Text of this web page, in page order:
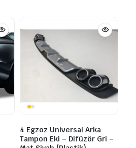
4 Egzoz Universal Arka
Tampon Eki – Difüzör Gri –